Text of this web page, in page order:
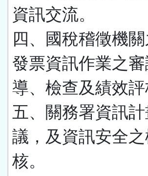
資訊交流。
四、國稅稽徵機
發票資訊作業之
導、檢查及績效評
五、關務署資訊
議，及資訊安全
核。